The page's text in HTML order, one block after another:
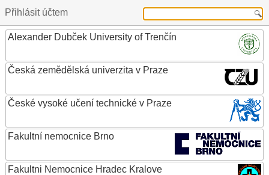
Přihlásit účtem
Alexander Dubček University of Trenčín
Česká zemědělská univerzita v Praze
České vysoké učení technické v Praze
Fakultní nemocnice Brno
Fakultni Nemocnice Hradec Kralove